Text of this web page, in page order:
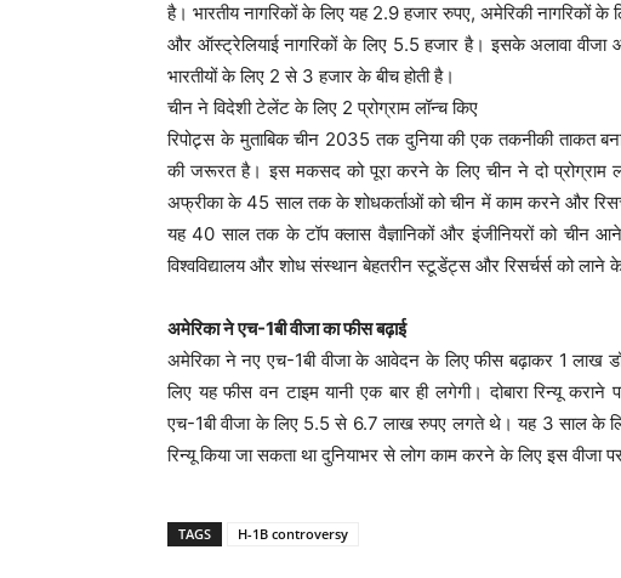
है। भारतीय नागरिकों के लिए यह 2.9 हजार रुपए, अमेरिकी नागरिकों
और ऑस्ट्रेलियाई नागरिकों के लिए 5.5 हजार है। इसके अलावा वीजा
भारतीयों के लिए 2 से 3 हजार के बीच होती है।
चीन ने विदेशी टेलेंट के लिए 2 प्रोग्राम लॉन्च किए
रिपोट्र्स के मुताबिक चीन 2035 तक दुनिया की एक तकनीकी ताकत
की जरूरत है। इस मकसद को पूरा करने के लिए चीन ने दो प्रोग्राम
अफ्रीका के 45 साल तक के शोधकर्ताओं को चीन में काम करने और
यह 40 साल तक के टॉप क्लास वैज्ञानिकों और इंजीनियरों को
विश्वविद्यालय और शोध संस्थान बेहतरीन स्टूडेंट्स और रिसर्चर्स को
अमेरिका ने एच-1बी वीजा का फीस बढ़ाई
अमेरिका ने नए एच-1बी वीजा के आवेदन के लिए फीस बढ़ाकर 1 लाख
लिए यह फीस वन टाइम यानी एक बार ही लगेगी। दोबारा रिन्यू
एच-1बी वीजा के लिए 5.5 से 6.7 लाख रुपए लगते थे। यह 3 साल के
रिन्यू किया जा सकता था दुनियाभर से लोग काम करने के लिए इस वीजा
TAGS H-1B controversy